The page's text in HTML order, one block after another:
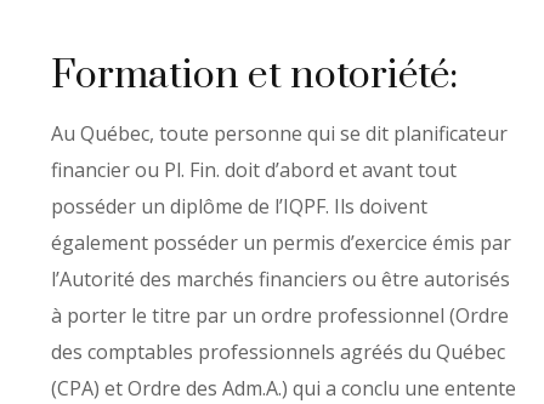
Formation et notoriété:
Au Québec, toute personne qui se dit planificateur
financier ou Pl. Fin. doit d’abord et avant tout
posséder un diplôme de l’IQPF. Ils doivent
également posséder un permis d’exercice émis par
l’Autorité des marchés financiers ou être autorisés
à porter le titre par un ordre professionnel (Ordre
des comptables professionnels agréés du Québec
(CPA) et Ordre des Adm.A.) qui a conclu une entente